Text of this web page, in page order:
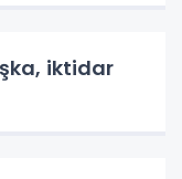
iktidar